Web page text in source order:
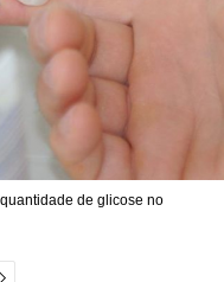
de glicose no